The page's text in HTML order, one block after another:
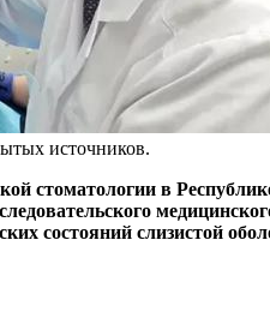
источников.
стоматологии в
состояний слизистой